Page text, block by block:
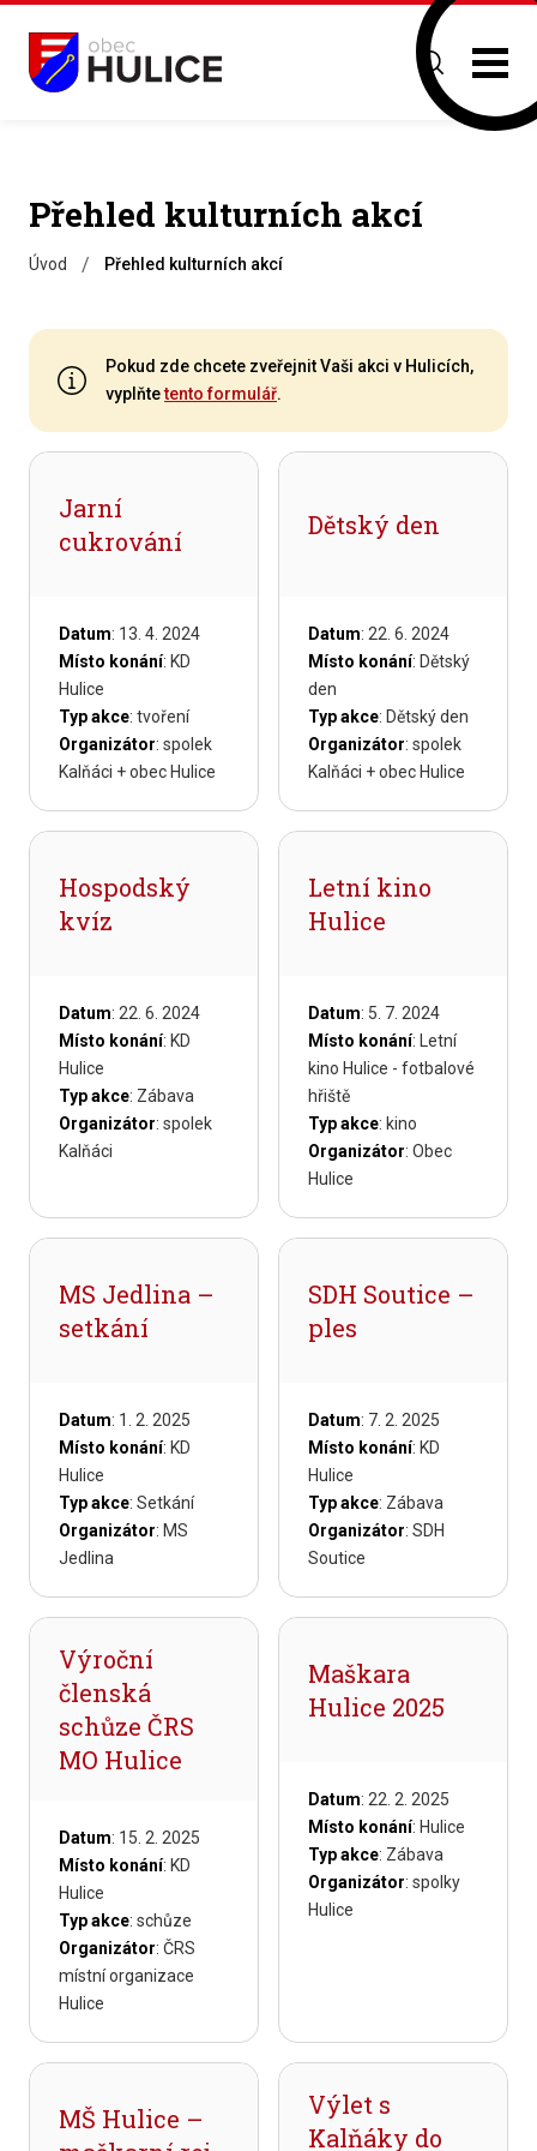
Přehled kulturních akcí
Úvod / Přehled kulturních akcí
Pokud zde chcete zveřejnit Vaši akci v Hulicích,
vyplňtetento formulář.
Jarní
cukrování
Datum: 13. 4. 2024
Místo konání: KD
Hulice
Typ akce: tvoření
Organizátor: spolek
Kalňáci + obec Hulice
Dětský den
Datum: 22. 6. 2024
Místo konání: Dětský
den
Typ akce: Dětský den
Organizátor: spolek
Kalňáci + obec Hulice
Hospodský
kvíz
Datum: 22. 6. 2024
Místo konání: KD
Hulice
Typ akce: Zábava
Organizátor: spolek
Kalňáci
Letní kino
Hulice
Datum: 5. 7. 2024
Místo konání: Letní
kino Hulice - fotbalové
hřiště
Typ akce: kino
Organizátor: Obec
Hulice
MS Jedlina –
setkání
Datum: 1. 2. 2025
Místo konání: KD
Hulice
Typ akce: Setkání
Organizátor: MS
Jedlina
SDH Soutice –
ples
Datum: 7. 2. 2025
Místo konání: KD
Hulice
Typ akce: Zábava
Organizátor: SDH
Soutice
Výroční
členská
schůze ČRS
MO Hulice
Datum: 15. 2. 2025
Místo konání: KD
Hulice
Typ akce: schůze
Organizátor: ČRS
místní organizace
Hulice
Maškara
Hulice 2025
Datum: 22. 2. 2025
Místo konání: Hulice
Typ akce: Zábava
Organizátor: spolky
Hulice
MŠ Hulice –
Výlet s
Kalňáky do